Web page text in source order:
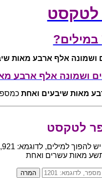
לטקסט
ושמונה אלף ארבע מאות
ושמונה אלף ארבע
מאות שיבעים ואחת כמספר
לטקסט
מאות עשרים ואחת